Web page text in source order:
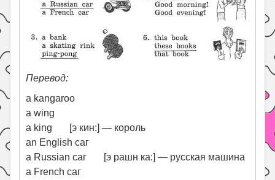
Перевод:
a kangaroo
a wing
a king [э кин:] — король
an English саг
a Russian саг [э рашн ка:] — русская машина
a French саг